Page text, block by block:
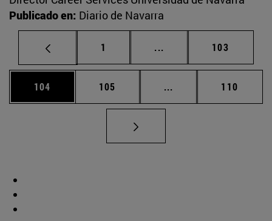
Publicado en: Diario de Navarra
Página
1 ... Páginas intermedias
Página
103
Página
104 Página
105 ... Páginas intermedias
Página
110